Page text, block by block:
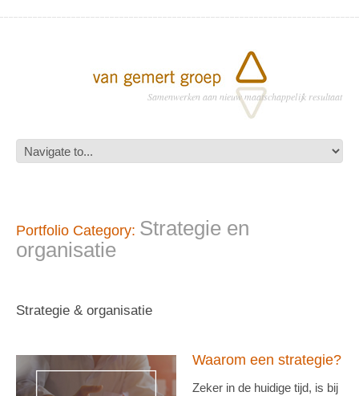
Samenwerken aan nieuw maatschappelijk resultaat
Portfolio Category: Strategie en
organisatie
Strategie & organisatie
Waarom een strategie?
Zeker in de huidige tijd, is bij